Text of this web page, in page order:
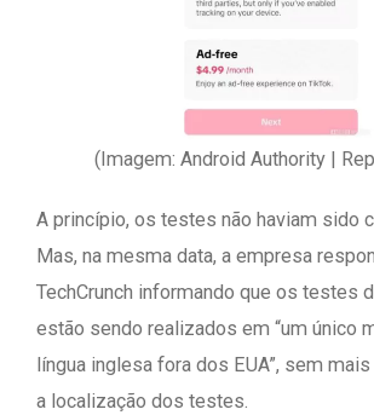
(Imagem: Android Authority |
A princípio, os testes não haviam sido
Mas, na mesma data, a empresa
TechCrunch informando que os testes
estão sendo realizados em “um único
língua inglesa fora dos EUA”, sem
a localização dos testes.